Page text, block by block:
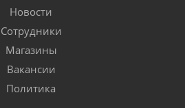
Новости
Сотрудники
Магазины
Вакансии
Политика